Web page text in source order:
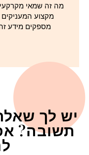
מה זה שמאי
מקצוע
מספקים מידע
יש לך
תשובה?